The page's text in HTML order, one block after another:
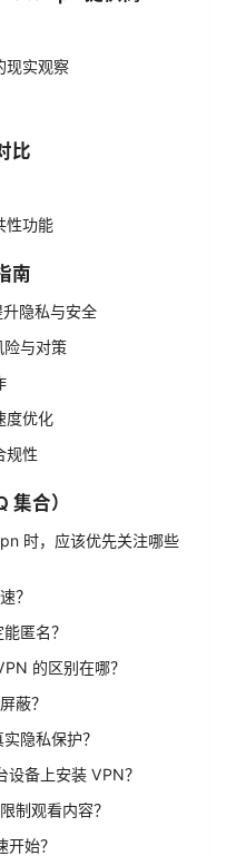
现实观察
比
性功能
南
隐私与安全
险与对策
度优化
规性
集合）
时，应该优先关注哪些
？
匿名？
的区别在哪？
蔽？
隐私保护？
备上安装 VPN？
制观看内容？
始？